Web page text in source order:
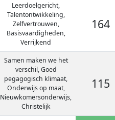
Leerdoelgericht,
Talentontwikkeling,
Zelfvertrouwen,
Basisvaardigheden,
Verrijkend
164
Samen maken we het
verschil, Goed
pegagogisch klimaat,
Onderwijs op maat,
Nieuwkomersonderwijs,
Christelijk
115